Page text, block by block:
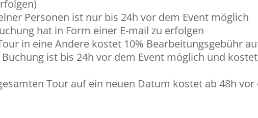
Personen ist nur bis 24h vor dem Event möglich
hat in Form einer E-mail zu erfolgen
in eine Andere kostet 10% Bearbeitungsgebühr
ist bis 24h vor dem Event möglich und
Tour auf ein neuen Datum kostet ab 48h